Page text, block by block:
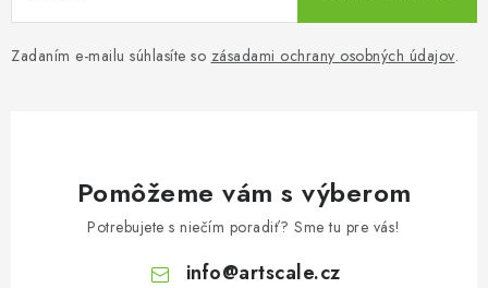
Zadaním e-mailu súhlasíte so zásadami ochrany osobných údajov.
Pomôžeme vám s výberom
Potrebujete s niečím poradiť? Sme tu pre vás!
info@artscale.cz